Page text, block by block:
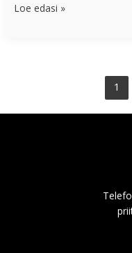
Loe edasi »
1